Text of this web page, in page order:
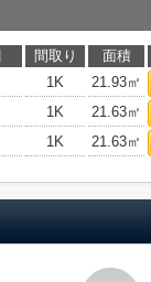
間取り 面積
1K 21.93㎡
1K 21.63㎡
1K 21.63㎡